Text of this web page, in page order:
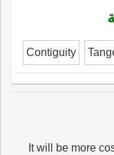
Contiguity
It will be more